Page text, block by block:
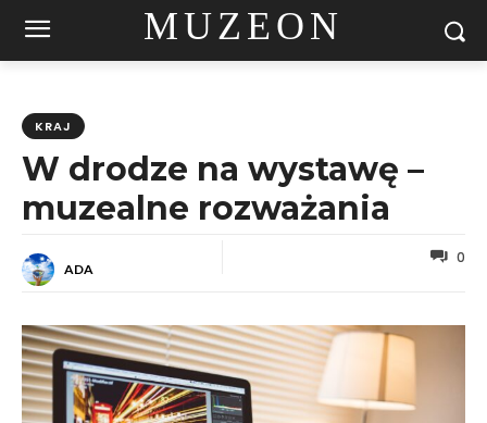
MUZEON
KRAJ
W drodze na wystawę –
muzealne rozważania
ADA
0